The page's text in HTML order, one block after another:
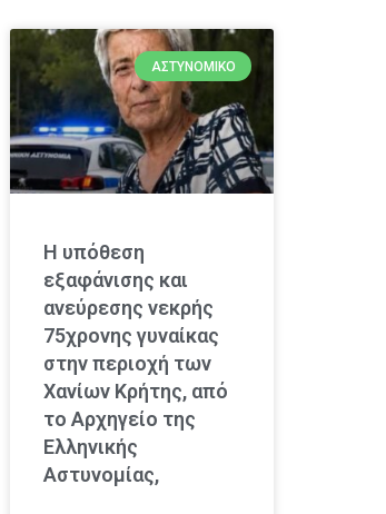
ΑΣΤΥΝΟΜΙΚΌ
Η υπόθεση
εξαφάνισης και
ανεύρεσης νεκρής
75χρονης γυναίκας
στην περιοχή των
Χανίων Κρήτης, από
το Αρχηγείο της
Ελληνικής
Αστυνομίας,